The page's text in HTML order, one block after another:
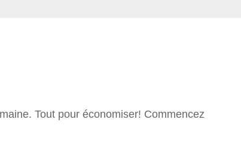
Tout pour économiser! Commencez